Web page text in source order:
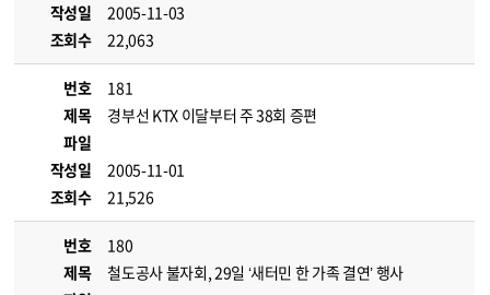
작성일
2005-11-03
조회수
22,063
번호
181
제목
경부선 KTX 이달부터 주 38회 증편
파일
작성일
2005-11-01
조회수
21,526
번호
180
제목
철도공사 불자회, 29일 ‘새터민 한 가족 결연’ 행사